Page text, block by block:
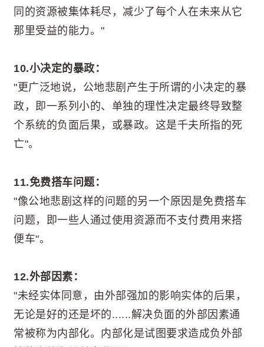
同的资源被集体耗尽，减少了每个人在未来从它
那里受益的能力。"
10.小决定的暴政：
"更广泛地说，公地悲剧产生于所谓的小决定的暴
政，即一系列小的、单独的理性决定最终导致整
个系统的负面后果，或暴政。这是千夫所指的死
亡"。
11.免费搭车问题：
"像公地悲剧这样的问题的另一个原因是免费搭车
问题，即一些人通过使用资源而不支付费用来搭
便车"。
12.外部因素：
"未经实体同意，由外部强加的影响实体的后果，
无论是好的还是坏的......解决负面的外部因素通
常被称为内部化。内部化是试图要求造成负外部